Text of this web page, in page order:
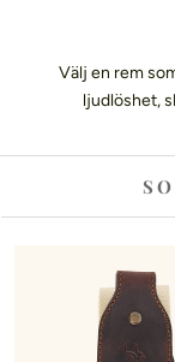
Välj en rem
ljudlöshet,